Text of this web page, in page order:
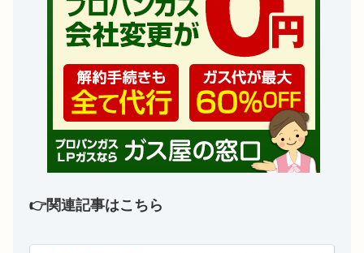
👉関連記事はこちら